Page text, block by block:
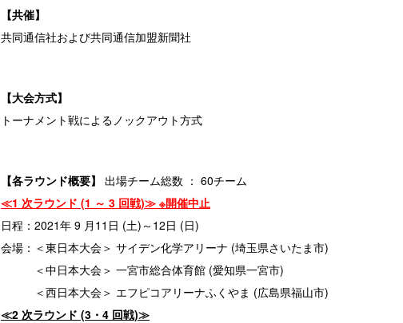
【共催】
共同通信社および共同通信加盟新聞社
【大会方式】
トーナメント戦によるノックアウト方式
【各ラウンド概要】 出場チーム総数 ： 60チーム
≪1 次ラウンド (1 ～ 3 回戦)≫ ※開催中止
日程：2021年 9 月11日 (土)～12日 (日)
会場：＜東日本大会＞ サイデン化学アリーナ (埼玉県さいたま市)
＜中日本大会＞ 一宮市総合体育館 (愛知県一宮市)
＜西日本大会＞ エフピコアリーナふくやま (広島県福山市)
≪2 次ラウンド (3・4 回戦)≫